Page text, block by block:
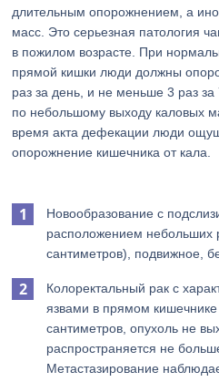
длительным опорожнением, а
масс. Это серьезная патология
в пожилом возрасте. При
прямой кишки люди должны
раз за день, и не меньше 3 раз
по небольшому выходу каловых
время акта дефекации люди
опорожнение кишечника от кала.
Новообразование с
расположением небольших
сантиметров), подвижное,
Колоректальный рак с
язвами в прямом
сантиметров, опухоль не
распространяется не
Метастазирование